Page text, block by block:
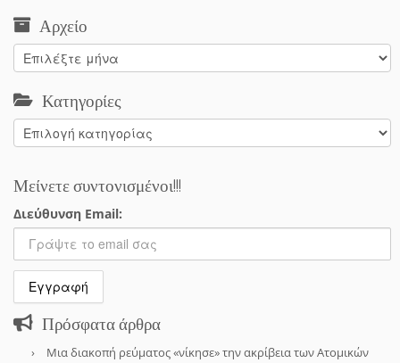
Αρχείο
Αρχείο
Κατηγορίες
Κατηγορίες
Μείνετε συντονισμένοι!!!
Διεύθυνση Email:
Πρόσφατα άρθρα
Μια διακοπή ρεύματος «νίκησε» την ακρίβεια των Ατομικών